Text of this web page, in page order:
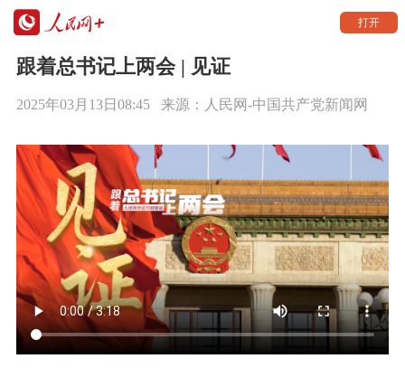
打开
跟着总书记上两会 | 见证
2025年03月13日08:45 来源： 人民网-中国共产党新闻网